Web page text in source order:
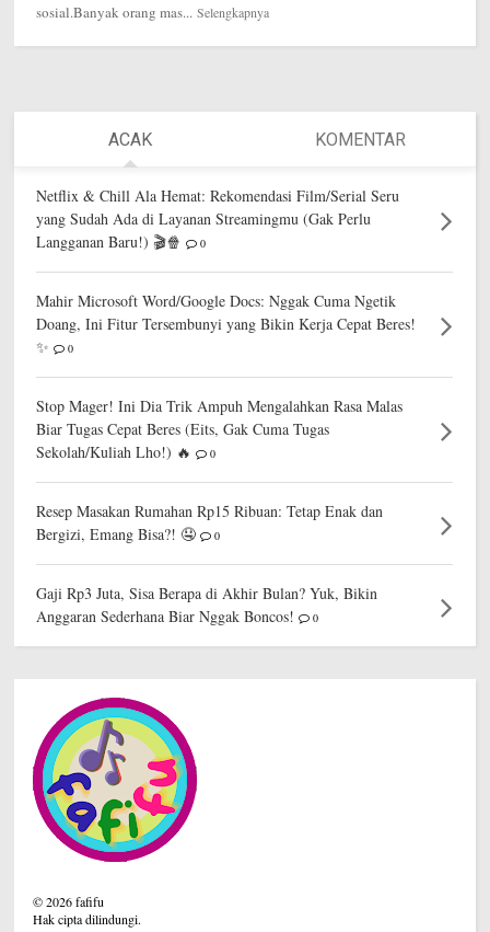
sosial.Banyak orang mas... Selengkapnya
ACAK KOMENTAR
Netflix & Chill Ala Hemat: Rekomendasi Film/Serial Seru
yang Sudah Ada di Layanan Streamingmu (Gak Perlu
Langganan Baru!) 🎬🍿
0
Mahir Microsoft Word/Google Docs: Nggak Cuma Ngetik
Doang, Ini Fitur Tersembunyi yang Bikin Kerja Cepat Beres!
✨
0
Stop Mager! Ini Dia Trik Ampuh Mengalahkan Rasa Malas
Biar Tugas Cepat Beres (Eits, Gak Cuma Tugas
Sekolah/Kuliah Lho!) 🔥
0
Resep Masakan Rumahan Rp15 Ribuan: Tetap Enak dan
Bergizi, Emang Bisa?! 🤤
0
Gaji Rp3 Juta, Sisa Berapa di Akhir Bulan? Yuk, Bikin
Anggaran Sederhana Biar Nggak Boncos!
0
©2026fafifu
Hak cipta dilindungi.